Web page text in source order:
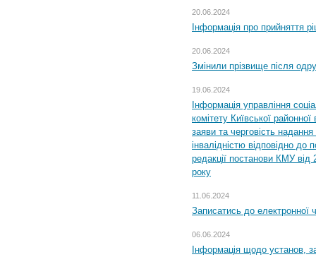
20.06.2024
Інформація про прийняття
20.06.2024
Змінили прізвище після
19.06.2024
Інформація управління
комітету Київської
заяви та черговість надання
інвалідністю відповідно
редакції постанови КМУ
року
11.06.2024
Записатись до електронної
06.06.2024
Інформація щодо установ,